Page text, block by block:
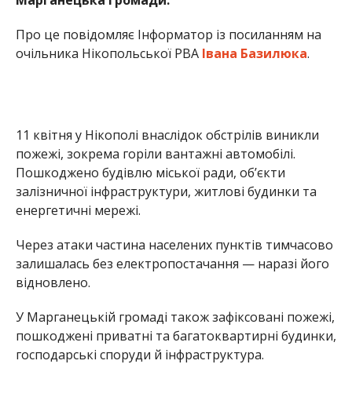
Через атаки частина населених пунктів тимчасово
залишалась без електропостачання — наразі його
відновлено.
господарські споруди й інфраструктура.